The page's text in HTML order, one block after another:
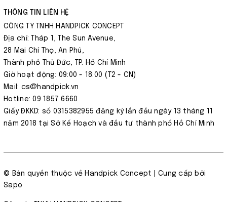
THÔNG TIN LIÊN HỆ
CÔNG TY TNHH HANDPICK CONCEPT
Địa chỉ: Tháp 1, The Sun Avenue,
28 Mai Chí Thọ, An Phú,
Thành phố Thủ Đức, TP. Hồ Chí Minh
Giờ hoạt động: 09:00 - 18:00 (T2 - CN)
Mail: cs@handpick.vn
Hotline: 09 1857 6660
Giấy ĐKKD: số 0315382955 đăng ký lần đầu ngày 13 tháng 11
năm 2018 tại Sở Kế Hoạch và đầu tư thành phố Hồ Chí Minh
© Bản quyền thuộc về Handpick Concept | Cung cấp bởi
Sapo